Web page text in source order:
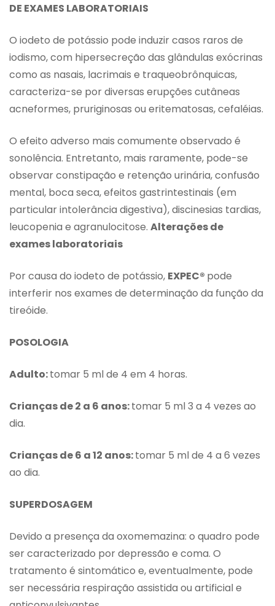
DE EXAMES LABORATORIAIS
O iodeto de potássio pode induzir casos raros de
iodismo, com hipersecreção das glândulas exócrinas
como as nasais, lacrimais e traqueobrônquicas,
caracteriza-se por diversas erupções cutâneas
acneformes, pruriginosas ou eritematosas, cefaléias.
O efeito adverso mais comumente observado é
sonolência. Entretanto, mais raramente, pode-se
observar constipação e retenção urinária, confusão
mental, boca seca, efeitos gastrintestinais (em
particular intolerância digestiva), discinesias tardias,
leucopenia e agranulocitose. Alterações de
exames laboratoriais
Por causa do iodeto de potássio, EXPEC® pode
interferir nos exames de determinação da função da
tireóide.
POSOLOGIA
Adulto:tomar 5 ml de 4 em 4 horas.
Crianças de 2 a 6 anos:tomar 5 ml 3 a 4 vezes ao
dia.
Crianças de 6 a 12 anos:tomar 5 ml de 4 a 6 vezes
ao dia.
SUPERDOSAGEM
Devido a presença da oxomemazina: o quadro pode
ser caracterizado por depressão e coma. O
tratamento é sintomático e, eventualmente, pode
ser necessária respiração assistida ou artificial e